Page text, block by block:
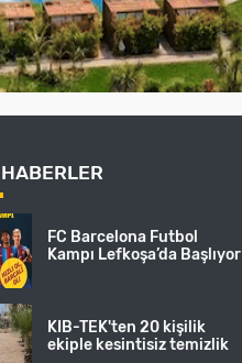
HABERLER
FC Barcelona Futbol
Kampı Lefkoşa’da Başlıyor
KIB-TEK'ten 20 kişilik
ekiple kesintisiz temizlik